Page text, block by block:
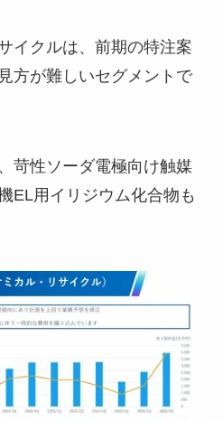
イクルは、前期の特注案
方が難しいセグメントで
苛性ソーダ電極向け触媒
EL用イリジウム化合物も